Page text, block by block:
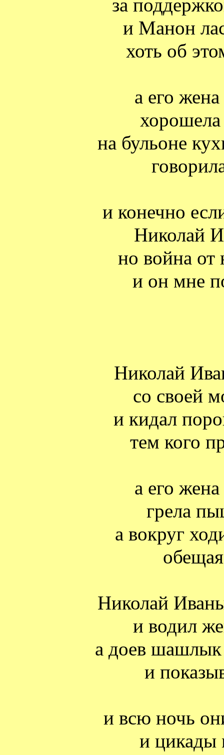
за
и Манон
хоть об
а его
хорошела
на бульоне
и конечно
Николай
но война от
и он мне
Николай
со своей
и кидал
тем кого
а его
грела
а вокруг
Николай
и водил
а доев
и
и всю ночь
и цикады